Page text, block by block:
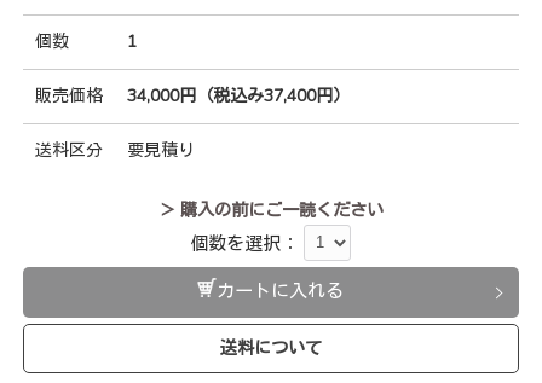
個数 1
販売価格 34,000円（税込み37,400円）
送料区分 要見積り
＞ 購入の前にご一読ください
個数を選択：
カートに入れる
送料について